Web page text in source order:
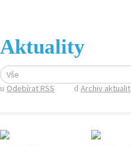
Aktuality
Vše
Odebírat RSS
Archiv aktualit